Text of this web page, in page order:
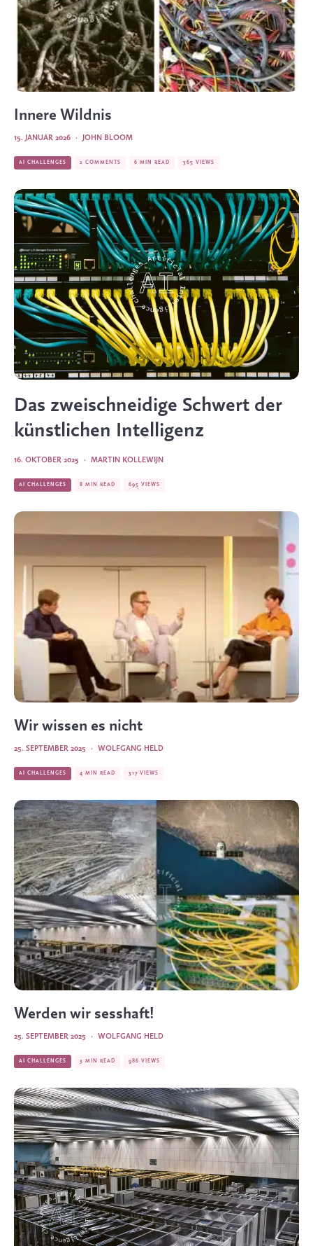
Innere Wildnis
JOHN BLOOM
·
15. JANUAR 2026
AI CHALLENGES 2 COMMENTS 6 MIN READ 365 VIEWS
Das zweischneidige Schwert der
künstlichen Intelligenz
MARTIN KOLLEWIJN
·
16. OKTOBER 2025
AI CHALLENGES 8 MIN READ 695 VIEWS
Wir wissen es nicht
WOLFGANG HELD
·
25. SEPTEMBER 2025
AI CHALLENGES 4 MIN READ 317 VIEWS
Werden wir sesshaft!
WOLFGANG HELD
·
25. SEPTEMBER 2025
AI CHALLENGES 3 MIN READ 986 VIEWS